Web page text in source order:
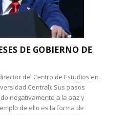
DE GOBIERNO DE
del Centro de Estudios en
Central): Sus pasos
negativamente a la paz y
de ello es la forma de